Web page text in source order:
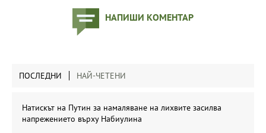
НАПИШИ КОМЕНТАР
ПОСЛЕДНИ НАЙ-ЧЕТЕНИ
Натискът на Путин за намаляване на лихвите засилва
напрежението върху Набиулина